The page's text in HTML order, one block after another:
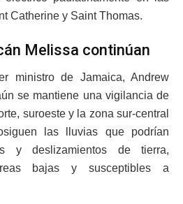
Catherine y Saint Thomas.
Melissa continúan
ministro de Jamaica, Andrew
se mantiene una vigilancia de
suroeste y la zona sur-central
las lluvias que podrían
y deslizamientos de tierra,
bajas y susceptibles a